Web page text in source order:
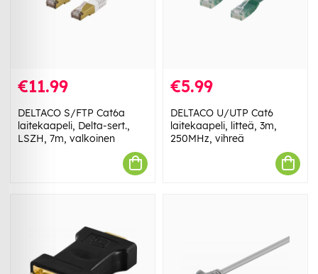
€11.99
DELTACO S/FTP Cat6a
laitekaapeli, Delta-sert.,
LSZH, 7m, valkoinen
€5.99
DELTACO U/UTP Cat6
laitekaapeli, litteä, 3m,
250MHz, vihreä